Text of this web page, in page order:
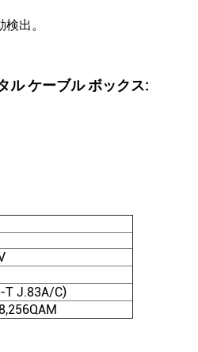
出。
ル ケーブル ボックス:
T J.83A/C)